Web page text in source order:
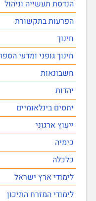
הנדסת תעשייה וניהול
הפרעות בתקשורת
חינוך
חינוך גופני ומדעי
חשבונאות
יהדות
יחסים בינלאומיים
ייעוץ ארגוני
כימיה
כלכלה
לימודי ארץ ישראל
לימודי המזרח התיכון